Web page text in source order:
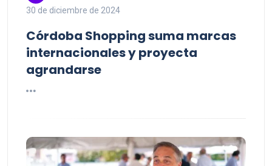
30 de diciembre de 2024
Córdoba Shopping suma marcas
internacionales y proyecta
agrandarse